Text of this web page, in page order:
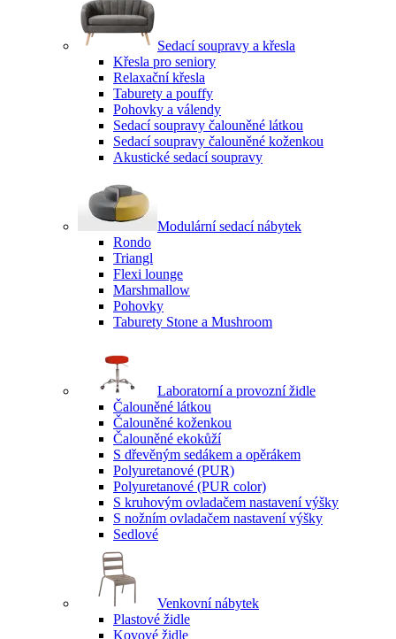
Sedací soupravy a křesla
Křesla pro seniory
Relaxační křesla
Taburety a pouffy
Pohovky a válendy
Sedací soupravy čalouněné látkou
Sedací soupravy čalouněné koženkou
Akustické sedací soupravy
Modulární sedací nábytek
Rondo
Triangl
Flexi lounge
Marshmallow
Pohovky
Taburety Stone a Mushroom
Laboratorní a provozní židle
Čalouněné látkou
Čalouněné koženkou
Čalouněné ekokůží
S dřevěným sedákem a opěrákem
Polyuretanové (PUR)
Polyuretanové (PUR color)
S kruhovým ovladačem nastavení výšky
S nožním ovladačem nastavení výšky
Sedlové
Venkovní nábytek
Plastové židle
Kovové židle